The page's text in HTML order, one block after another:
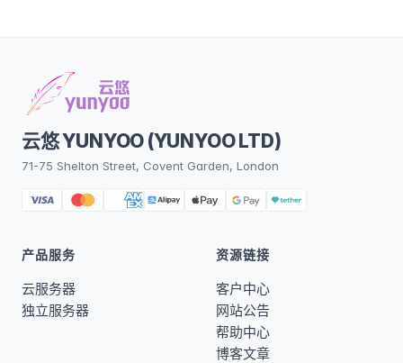
云悠 YUNYOO (YUNYOO LTD)
71-75 Shelton Street, Covent Garden, London
产品服务
云服务器
独立服务器
资源链接
客户中心
网站公告
帮助中心
博客文章